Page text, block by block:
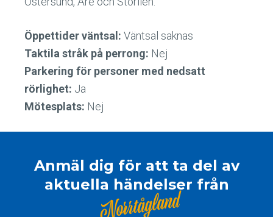
Öppettider väntsal: Väntsal saknas
Taktila stråk på perrong: Nej
Parkering för personer med nedsatt
rörlighet: Ja
Mötesplats: Nej
Anmäl dig för att ta del av
aktuella händelser från
Norrtågland